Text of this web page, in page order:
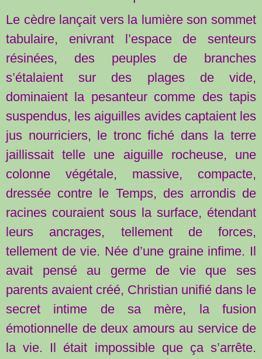
Le cèdre lançait vers la lumière son sommet
tabulaire, enivrant l’espace de senteurs
résinées, des peuples de branches
s’étalaient sur des plages de vide,
dominaient la pesanteur comme des tapis
suspendus, les aiguilles avides captaient les
jus nourriciers, le tronc fiché dans la terre
jaillissait telle une aiguille rocheuse, une
colonne végétale, massive, compacte,
dressée contre le Temps, des arrondis de
racines couraient sous la surface, étendant
leurs ancrages, tellement de forces,
tellement de vie. Née d’une graine infime. Il
avait pensé au germe de vie que ses
parents avaient créé, Christian unifié dans le
secret intime de sa mère, la fusion
émotionnelle de deux amours au service de
la vie. Il était impossible que ça s’arrête.